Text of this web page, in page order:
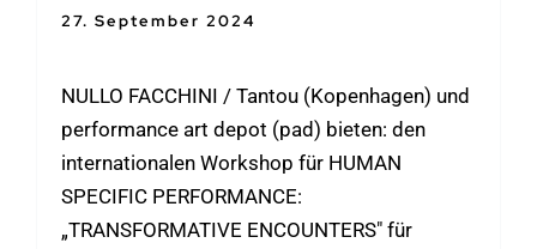
27. September 2024
NULLO FACCHINI / Tantou (Kopenhagen) und
performance art depot (pad) bieten: den
internationalen Workshop für HUMAN
SPECIFIC PERFORMANCE:
„TRANSFORMATIVE ENCOUNTERS" für